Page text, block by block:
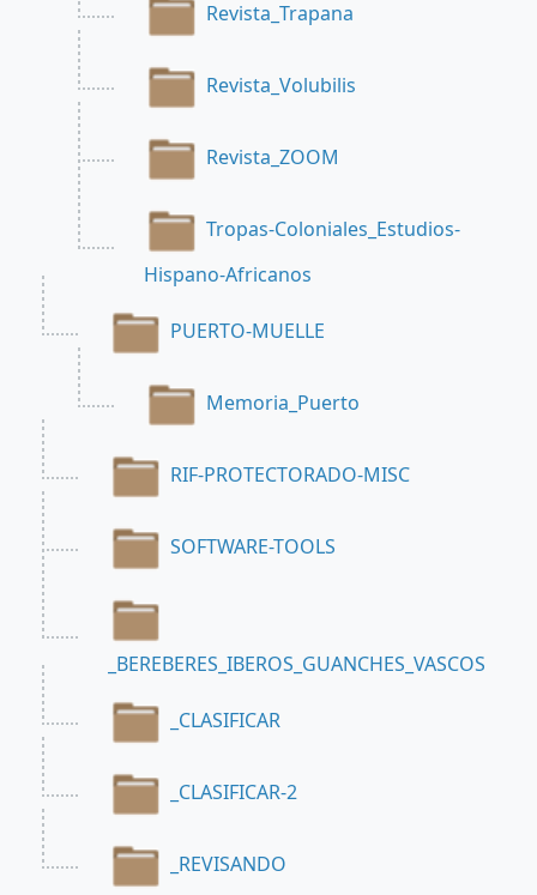
Revista_Trapana
Revista_Volubilis
Revista_ZOOM
Tropas-Coloniales_Estudios-
Hispano-Africanos
PUERTO-MUELLE
Memoria_Puerto
RIF-PROTECTORADO-MISC
SOFTWARE-TOOLS
_BEREBERES_IBEROS_GUANCHES_VASCOS
_CLASIFICAR
_CLASIFICAR-2
_REVISANDO